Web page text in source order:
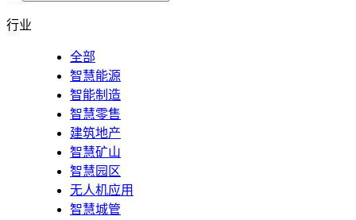
行业
全部
智慧能源
智能制造
智慧零售
建筑地产
智慧矿山
智慧园区
无人机应用
智慧城管